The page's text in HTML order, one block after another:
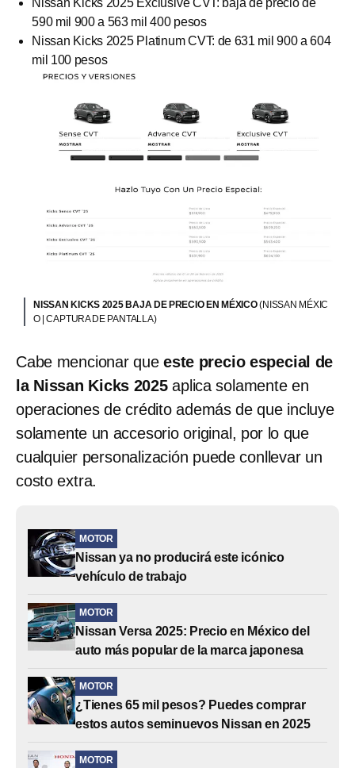
Nissan Kicks 2025 Exclusive CVT: baja de precio de
590 mil 900 a 563 mil 400 pesos
Nissan Kicks 2025 Platinum CVT: de 631 mil 900 a 604
mil 100 pesos
NISSAN KICKS 2025 BAJA DE PRECIO EN MÉXICO(NISSAN MÉXIC
O | CAPTURA DE PANTALLA)
Cabe mencionar que este precio especial de
la Nissan Kicks 2025aplica solamente en
operaciones de crédito además de que incluye
solamente un accesorio original, por lo que
cualquier personalización puede conllevar un
costo extra.
MOTOR
Nissan ya no producirá este icónico
vehículo de trabajo
MOTOR
Nissan Versa 2025: Precio en México del
auto más popular de la marca japonesa
MOTOR
¿Tienes 65 mil pesos? Puedes comprar
estos autos seminuevos Nissan en 2025
MOTOR